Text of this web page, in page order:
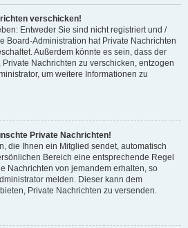
verschicken!
Entweder Sie sind nicht registriert und /
Board-Administration hat Private Nachrichten
Außerdem könnte es sein, dass der
Nachrichten zu verschicken, entzogen
um weitere Informationen zu
Private Nachrichten!
die Ihnen ein Mitglied sendet, automatisch
Bereich eine entsprechende Regel
Nachrichten von jemandem erhalten, so
melden. Dieser kann dem
Private Nachrichten zu versenden.